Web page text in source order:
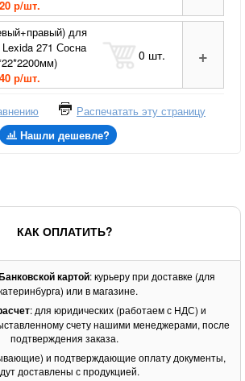
20 р/шт.
для
271 Сосна
40 р/шт.
0 шт. +
Распечатать эту страницу
Нашли дешевле?
КАК ОПЛАТИТЬ?
картой: курьеру при доставке (для
или в магазине.
: для юридических (работаем с НДС) и
счету нашими менеджерами, после
подтверждения заказа.
и подтверждающие оплату документы,
доставлены с продукцией.